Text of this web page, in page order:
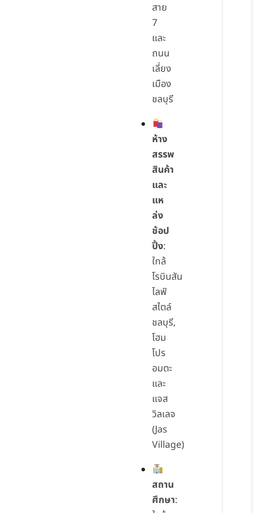
สาย
7
และ
ถนน
เลี่ยง
เมือง
ชลบุรี
ห้าง
สรรพ
สินค้า
และ
แห
ล่ง
ช้อป
ปิ้ง:
ใกล้
โรบินสัน
ไลฟ์
สไตล์
ชลบุรี,
โฮม
โปร
อมตะ
และ
แจส
วิลเลจ
(Jas
Village)
สถาน
ศึกษา: